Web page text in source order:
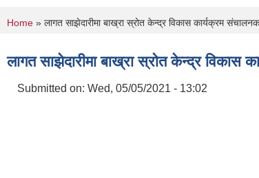
You are here
Home » लागत साझेदारीमा बाख्रा स्रोत केन्द्र विकास कार्यक्रम
लागत साझेदारीमा बाख्रा स्रोत केन्द्र
Submitted on: Wed, 05/05/2021 - 13:02